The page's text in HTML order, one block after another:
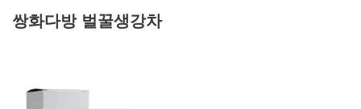
쌍화다방 벌꿀생강차